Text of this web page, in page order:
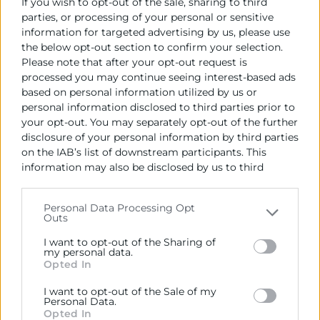
parties, or processing of your personal or sensitive
information for targeted advertising by us, please use
the below opt-out section to confirm your selection.
Please note that after your opt-out request is
processed you may continue seeing interest-based ads
based on personal information utilized by us or
personal information disclosed to third parties prior to
your opt-out. You may separately opt-out of the further
disclosure of your personal information by third parties
on the IAB’s list of downstream participants. This
information may also be disclosed by us to third
Please note that this website/app uses one or more
Google services and may gather and store information
including but not limited to your visit or usage
behaviour. You may click to grant or deny consent to
below specified purposes in below Google consent
section.
Personal Data Processing Opt
Outs
I want to opt-out of the Sharing of
my personal data.
Opted In
I want to opt-out of the Sale of my
Personal Data.
Opted In
Media o gran empresa, con al menos un centro de
trabajo, establecimiento e instalación, sea sujeto de
derecho público o privado, con o sin ánimo de lucro
interesados en atender nuevo requisito normativo: la
implementación de planes de movilidad sostenible al
trabajo.
calidad, medio ambiente y PRL, incluidos consultores e
Programa
09:30